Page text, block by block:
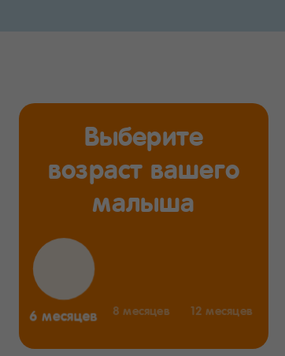
Выберите
возраст вашего
малыша
6 месяцев 8 месяцев 12 месяцев